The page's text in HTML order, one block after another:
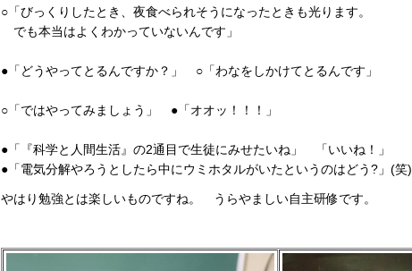
○「びっくりしたとき、夜食べられそうになったときも光ります。
でも本当はよくわかっていないんです」
●「どうやってとるんですか？」 ○ 「わなをしかけてとるんです」
○「ではやってみましょう」 ● 「オオッ！！！」
●「『科学と人間生活』の2通目で生徒にみせたいね」 「いいね！」
●「電気分解やろうとしたら中にウミホタルがいたというのはどう?」(笑)
やはり勉強とは楽しいものですね。 う らやましい自主研修です。